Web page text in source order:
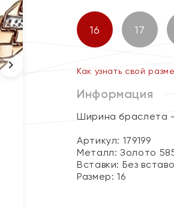
16 17
Как узнать свой
Информация
Ширина браслета
Артикул: 179199
Металл:Золото
Вставки: Без
Размер:16